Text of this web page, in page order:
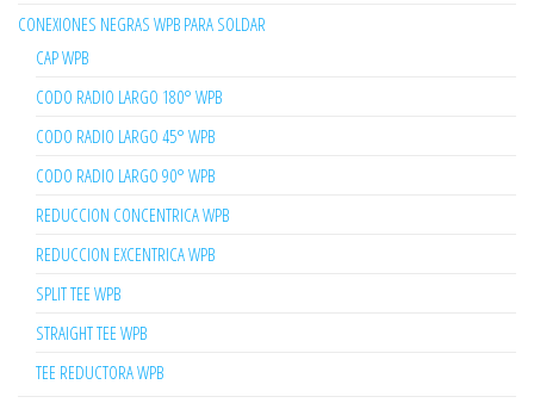
CONEXIONES NEGRAS WPB PARA SOLDAR
CAP WPB
CODO RADIO LARGO 180° WPB
CODO RADIO LARGO 45° WPB
CODO RADIO LARGO 90° WPB
REDUCCION CONCENTRICA WPB
REDUCCION EXCENTRICA WPB
SPLIT TEE WPB
STRAIGHT TEE WPB
TEE REDUCTORA WPB